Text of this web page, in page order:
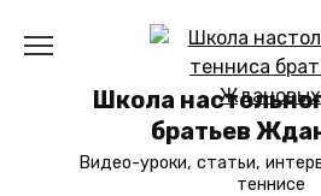
Школа
братьев
Видео-уроки, статьи,
теннисе